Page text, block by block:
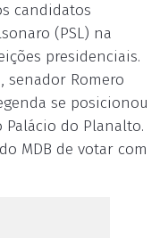
candidatos
(PSL) na
presidenciais.
senador Romero
se posicionou
do Planalto.
MDB de votar com